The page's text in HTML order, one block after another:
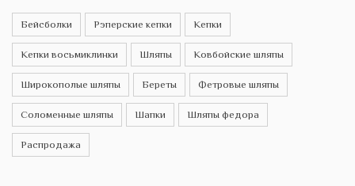
Бейсболки Рэперские кепки Кепки
Кепки восьмиклинки Шляпы Ковбойские шляпы
Широкополые шляпы Береты Фетровые шляпы
Соломенные шляпы Шапки Шляпы федора
Распродажа